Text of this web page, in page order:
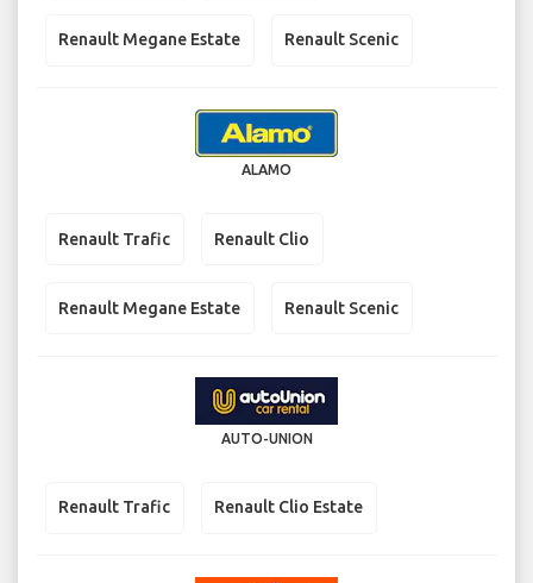
Renault Megane Estate Renault Scenic
ALAMO
Renault Trafic Renault Clio
Renault Megane Estate Renault Scenic
AUTO-UNION
Renault Trafic Renault Clio Estate